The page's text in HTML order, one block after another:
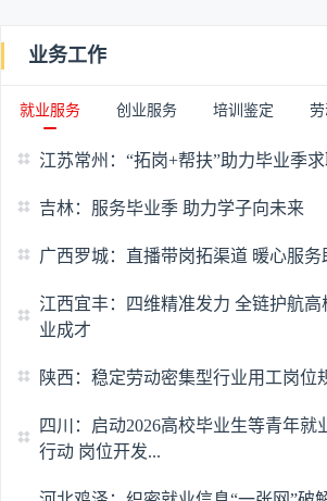
业务工作
就业服务 创业服务 培训鉴定
江苏常州：“拓岗+帮扶”助力毕业季求
吉林：服务毕业季 助力学子向未来
广西罗城：直播带岗拓渠道 暖心服务
江西宜丰：四维精准发力 全链护航高
业成才
陕西：稳定劳动密集型行业用工岗位
四川：启动2026高校毕业生等青年就
行动 岗位开发...